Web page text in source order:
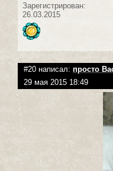
Зарегистрирован:
26.03.2015
#20 написал: просто
29 мая 2015 18:49